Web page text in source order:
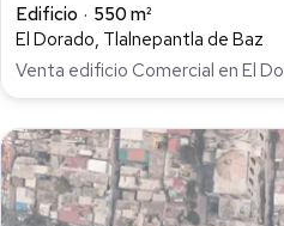
Edificio
550 m²
El Dorado, Tlalnepantla de Baz
Venta edificio Comercial en El